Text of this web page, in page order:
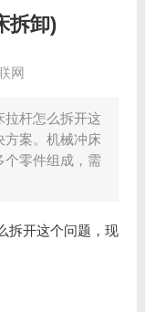
拆卸)
网
拉杆怎么拆开这
方案。机械冲床
个零件组成，需
拆开这个问题，现